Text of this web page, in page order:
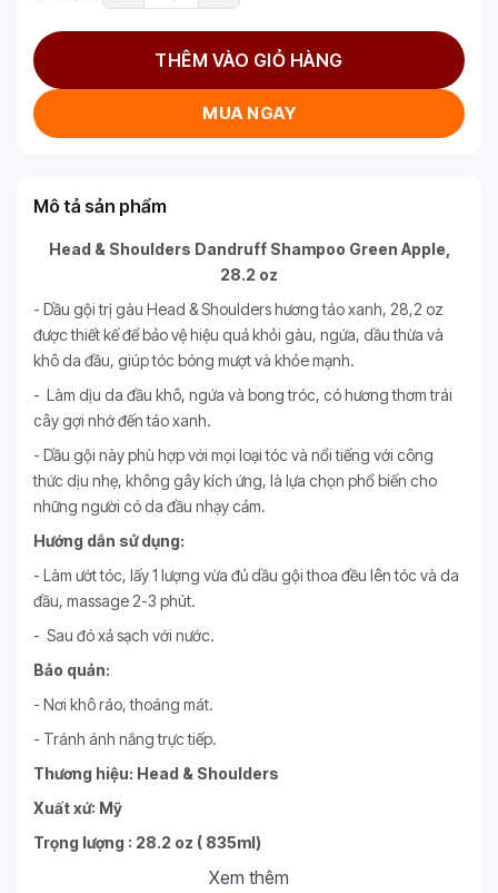
THÊM VÀO GIỎ HÀNG
MUA NGAY
Mô tả sản phẩm
Head & Shoulders Dandruff Shampoo Green Apple,
28.2 oz
- Dầu gội trị gàu Head & Shoulders hương táo xanh, 28,2 oz
được thiết kế để bảo vệ hiệu quả khỏi gàu, ngứa, dầu thừa và
khô da đầu, giúp tóc bóng mượt và khỏe mạnh.
- Làm dịu da đầu khô, ngứa và bong tróc, có hương thơm trái
cây gợi nhớ đến táo xanh.
- Dầu gội này phù hợp với mọi loại tóc và nổi tiếng với công
thức dịu nhẹ, không gây kích ứng, là lựa chọn phổ biến cho
những người có da đầu nhạy cảm.
Hướng dẫn sử dụng:
- Làm ướt tóc, lấy 1 lượng vừa đủ dầu gội thoa đều lên tóc và da
đầu, massage 2-3 phút.
- Sau đó xả sạch với nước.
Bảo quản:
- Nơi khô ráo, thoáng mát.
- Tránh ánh nắng trực tiếp.
Thương hiệu: Head & Shoulders
Xuất xứ: Mỹ
Trọng lượng : 28.2 oz ( 835ml)
Xem thêm